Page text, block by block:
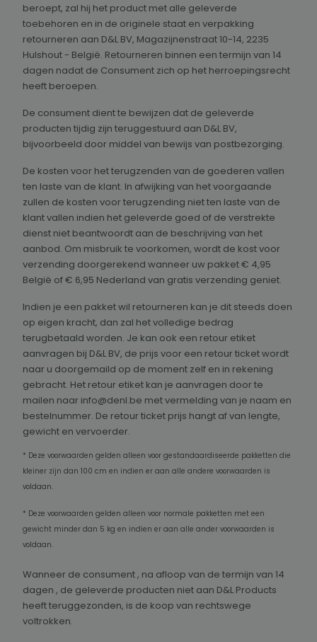
beroept, zal hij het product met alle geleverde
toebehoren en in de originele staat en verpakking
retourneren aan D&L BV, Magazijnenstraat 10-14, 2235
Hulshout - België. Retourneren binnen een termijn van 14
dagen nadat de Consument zich op het herroepingsrecht
heeft beroepen.
De consument dient te bewijzen dat de geleverde
producten tijdig zijn teruggestuurd aan D&L BV,
bijvoorbeeld door middel van bewijs van postbezorging.
De kosten voor het terugzenden van de goederen vallen
ten laste van de klant. In afwijking van het voorgaande
zullen de kosten voor terugzending niet ten laste van de
klant vallen indien het geleverde goed of de verstrekte
dienst niet beantwoordt aan de beschrijving van het
aanbod. Om misbruik te voorkomen, wordt de kost voor
verzending doorgerekend wanneer uw pakket € 4,95
België of € 6,95 Nederland van gratis verzending geniet.
Indien je een pakket wil retourneren kan je dit steeds doen
op eigen kracht, dan zal het volledige bedrag
terugbetaald worden. Je kan ook een retour etiket
aanvragen bij D&L BV, de prijs voor een retour ticket wordt
naar u doorgemaild op de moment zelf en in rekening
gebracht. Het retour etiket kan je aanvragen door te
mailen naar info@denl.be met vermelding van je naam en
bestelnummer. De retour ticket prijs hangt af van lengte,
gewicht en vervoerder.
* Deze voorwaarden gelden alleen voor gestandaardiseerde pakketten die
kleiner zijn dan 100 cm en indien er aan alle andere voorwaarden is
voldaan.
* Deze voorwaarden gelden alleen voor normale pakketten met een
gewicht minder dan 5 kg en indien er aan alle ander voorwaarden is
voldaan.
Wanneer de consument , na afloop van de termijn van 14
dagen , de geleverde producten niet aan D&L Products
heeft teruggezonden, is de koop van rechtswege
voltrokken.